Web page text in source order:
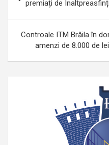
articole
premiați de
Controale ITM Brăila în
amenzi de 8.000 de